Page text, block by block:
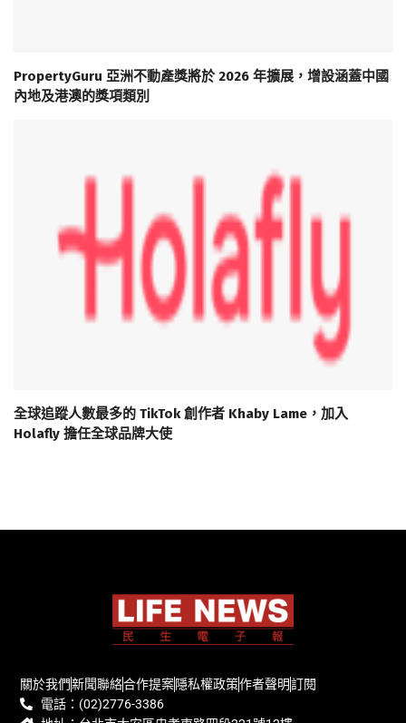
PropertyGuru 亞洲不動產獎將於 2026 年擴展，增設涵蓋中國
內地及港澳的獎項類別
全球追蹤人數最多的 TikTok 創作者 Khaby Lame，加入
Holafly 擔任全球品牌大使
關於我們新聞聯絡合作提案隱私權政策作者聲明訂閱
電話：(02)2776-3386